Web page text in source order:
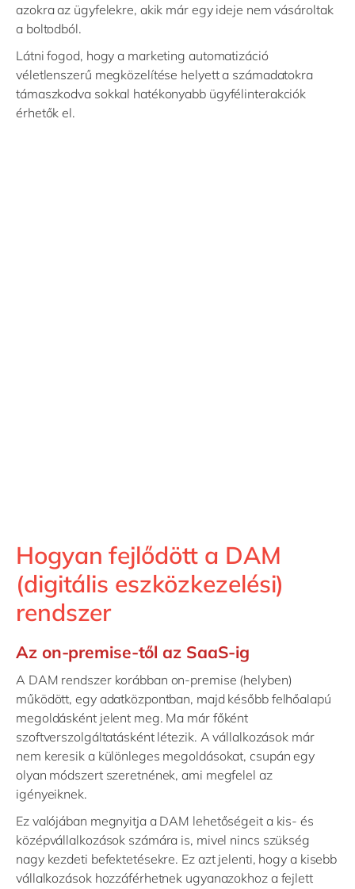
azokra az ügyfelekre, akik már egy ideje nem vásároltak
a boltodból.
Látni fogod, hogy a marketing automatizáció
véletlenszerű megközelítése helyett a számadatokra
támaszkodva sokkal hatékonyabb ügyfélinterakciók
érhetők el.
Hogyan fejlődött a DAM
(digitális eszközkezelési)
rendszer
Az on-premise-től az SaaS-ig
A DAM rendszer korábban on-premise (helyben)
működött, egy adatközpontban, majd később felhőalapú
megoldásként jelent meg. Ma már főként
szoftverszolgáltatásként létezik. A vállalkozások már
nem keresik a különleges megoldásokat, csupán egy
olyan módszert szeretnének, ami megfelel az
igényeiknek.
Ez valójában megnyitja a DAM lehetőségeit a kis- és
középvállalkozások számára is, mivel nincs szükség
nagy kezdeti befektetésekre. Ez azt jelenti, hogy a kisebb
vállalkozások hozzáférhetnek ugyanazokhoz a fejlett